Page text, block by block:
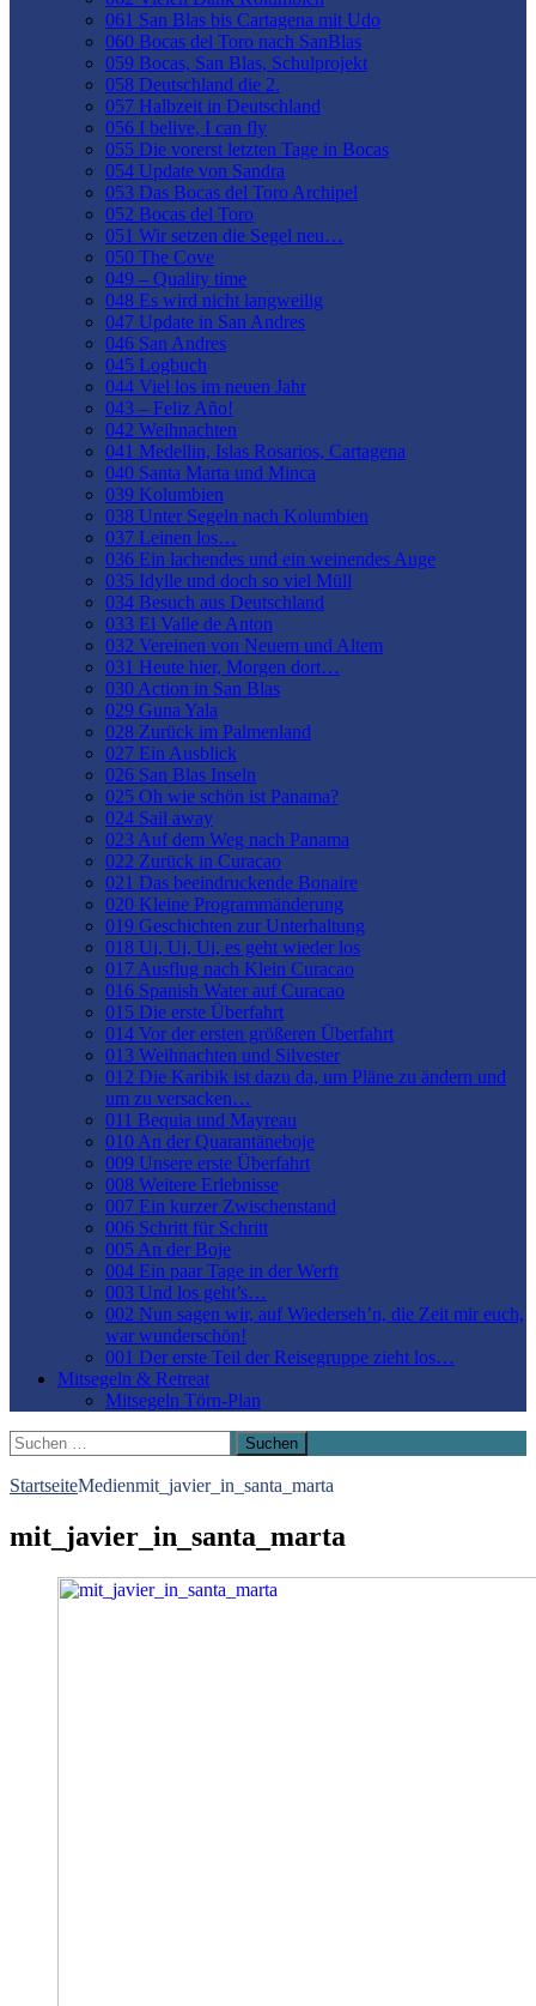
061 San Blas bis Cartagena mit Udo
060 Bocas del Toro nach SanBlas
059 Bocas, San Blas, Schulprojekt
058 Deutschland die 2.
057 Halbzeit in Deutschland
056 I belive, I can fly
055 Die vorerst letzten Tage in Bocas
054 Update von Sandra
053 Das Bocas del Toro Archipel
052 Bocas del Toro
051 Wir setzen die Segel neu…
050 The Cove
049 – Quality time
048 Es wird nicht langweilig
047 Update in San Andres
046 San Andres
045 Logbuch
044 Viel los im neuen Jahr
043 – Feliz Año!
042 Weihnachten
041 Medellin, Islas Rosarios, Cartagena
040 Santa Marta und Minca
039 Kolumbien
038 Unter Segeln nach Kolumbien
037 Leinen los…
036 Ein lachendes und ein weinendes Auge
035 Idylle und doch so viel Müll
034 Besuch aus Deutschland
033 El Valle de Anton
032 Vereinen von Neuem und Altem
031 Heute hier, Morgen dort…
030 Action in San Blas
029 Guna Yala
028 Zurück im Palmenland
027 Ein Ausblick
026 San Blas Inseln
025 Oh wie schön ist Panama?
024 Sail away
023 Auf dem Weg nach Panama
022 Zurück in Curacao
021 Das beeindruckende Bonaire
020 Kleine Programmänderung
019 Geschichten zur Unterhaltung
018 Ui, Ui, Ui, es geht wieder los
017 Ausflug nach Klein Curacao
016 Spanish Water auf Curacao
015 Die erste Überfahrt
014 Vor der ersten größeren Überfahrt
013 Weihnachten und Silvester
012 Die Karibik ist dazu da, um Pläne zu ändern und
um zu versacken…
011 Bequia und Mayreau
010 An der Quarantäneboje
009 Unsere erste Überfahrt
008 Weitere Erlebnisse
007 Ein kurzer Zwischenstand
006 Schritt für Schritt
005 An der Boje
004 Ein paar Tage in der Werft
003 Und los geht’s…
002 Nun sagen wir, auf Wiederseh’n, die Zeit mir euch,
war wunderschön!
001 Der erste Teil der Reisegruppe zieht los…
Mitsegeln & Retreat
Mitsegeln Törn-Plan
Suchen
nach:
StartseiteMedienmit_javier_in_santa_marta
mit_javier_in_santa_marta